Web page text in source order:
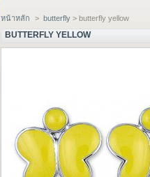
หน้าหลัก > butterfly > butterfly yellow
BUTTERFLY YELLOW